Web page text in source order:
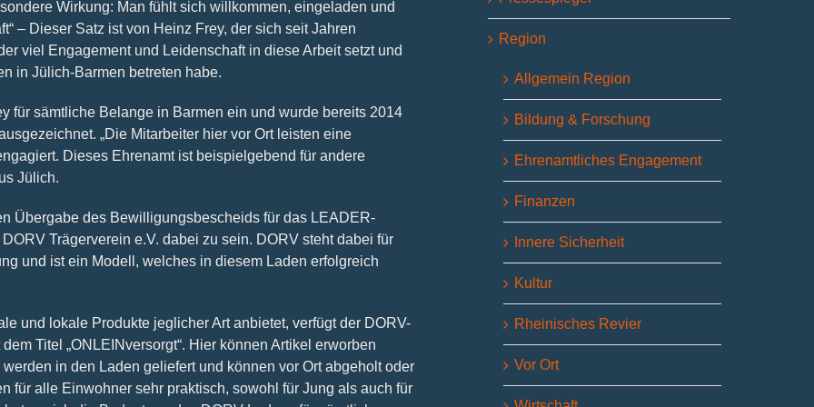
Wirkung: Man fühlt sich willkommen, eingeladen und
– Dieser Satz ist von Heinz Frey, der sich seit Jahren
viel Engagement und Leidenschaft in diese Arbeit setzt und
in Jülich-Barmen betreten habe.
für sämtliche Belange in Barmen ein und wurde bereits 2014
„Die Mitarbeiter hier vor Ort leisten eine
Dieses Ehrenamt ist beispielgebend für andere
Jülich.
Übergabe des Bewilligungsbescheids für das LEADER-
Trägerverein e.V. dabei zu sein. DORV steht dabei für
und ist ein Modell, welches in diesem Laden erfolgreich
und lokale Produkte jeglicher Art anbietet, verfügt der DORV-
Titel „ONLEINversorgt“. Hier können Artikel erworben
in den Laden geliefert und können vor Ort abgeholt oder
für alle Einwohner sehr praktisch, sowohl für Jung als auch für
Region
Allgemein Region
Bildung & Forschung
Ehrenamtliches Engagement
Finanzen
Innere Sicherheit
Kultur
Rheinisches Revier
Vor Ort